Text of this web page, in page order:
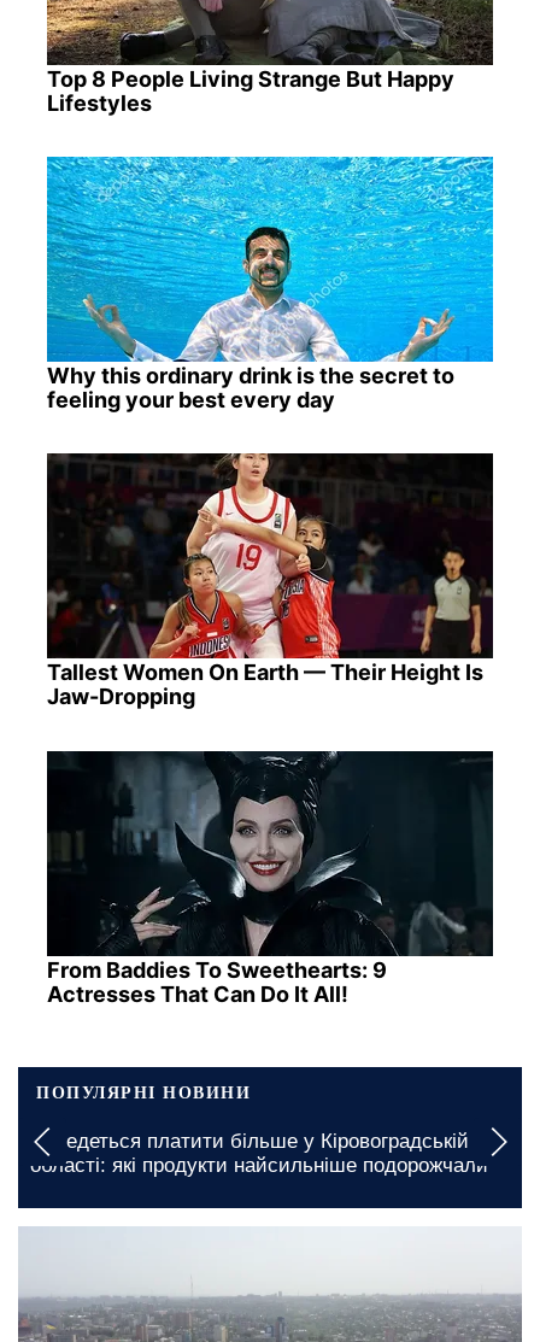
Top 8 People Living Strange But Happy
Lifestyles
Why this ordinary drink is the secret to
feeling your best every day
Tallest Women On Earth — Their Height Is
Jaw-Dropping
From Baddies To Sweethearts: 9
Actresses That Can Do It All!
ПОПУЛЯРНІ НОВИНИ
Доведеться платити більше у Кіровоградській
області: які продукти найсильніше подорожчали